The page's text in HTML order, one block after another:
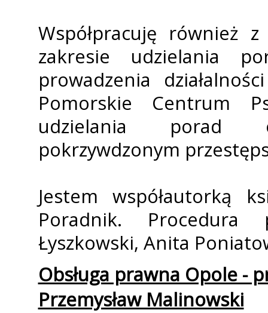
Współpracuję również
zakresie udzielania
prowadzenia
Pomorskie Centrum
udzielania porad
pokrzywdzonym
Jestem współautorką
Poradnik. Procedura
Łyszkowski, Anita
Obsługa prawna Opole -
Przemysław Malinowski